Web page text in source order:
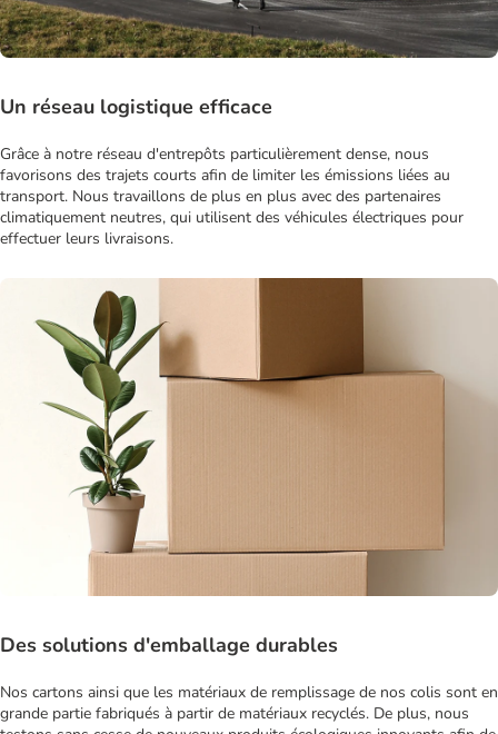
Un réseau logistique efficace
Grâce à notre réseau d'entrepôts particulièrement dense, nous
favorisons des trajets courts afin de limiter les émissions liées au
transport. Nous travaillons de plus en plus avec des partenaires
climatiquement neutres, qui utilisent des véhicules électriques pour
effectuer leurs livraisons.
Des solutions d'emballage durables
Nos cartons ainsi que les matériaux de remplissage de nos colis sont en
grande partie fabriqués à partir de matériaux recyclés. De plus, nous